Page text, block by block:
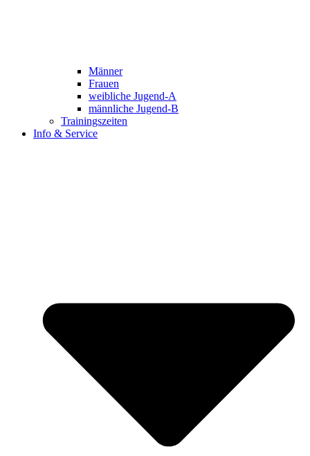
Männer
Frauen
weibliche Jugend-A
männliche Jugend-B
Trainingszeiten
Info & Service